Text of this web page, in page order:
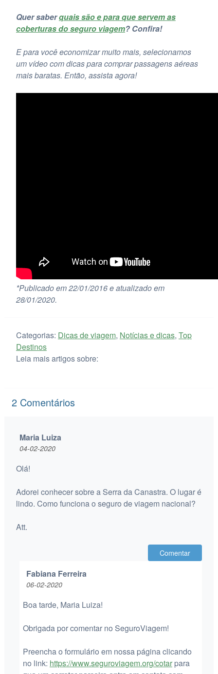
Quer saberquais são e para que servem as
coberturas do seguro viagem? Confira!
E para você economizar muito mais, selecionamos
um vídeo com dicas para comprar passagens aéreas
mais baratas. Então, assista agora!
*Publicado em 22/01/2016 e atualizado em
28/01/2020.
Categorias: Dicas de viagem, Notícias e dicas, Top
Destinos
Leia mais artigos sobre:
2Comentários
Maria Luiza
04-02-2020
Olá!
Adorei conhecer sobre a Serra da Canastra. O lugar é
lindo. Como funciona o seguro de viagem nacional?
Att.
Comentar
Fabiana Ferreira
06-02-2020
Boa tarde, Maria Luiza!
Obrigada por comentar no SeguroViagem!
Preencha o formulário em nossa página clicando
no link: https://www.seguroviagem.org/cotarpara